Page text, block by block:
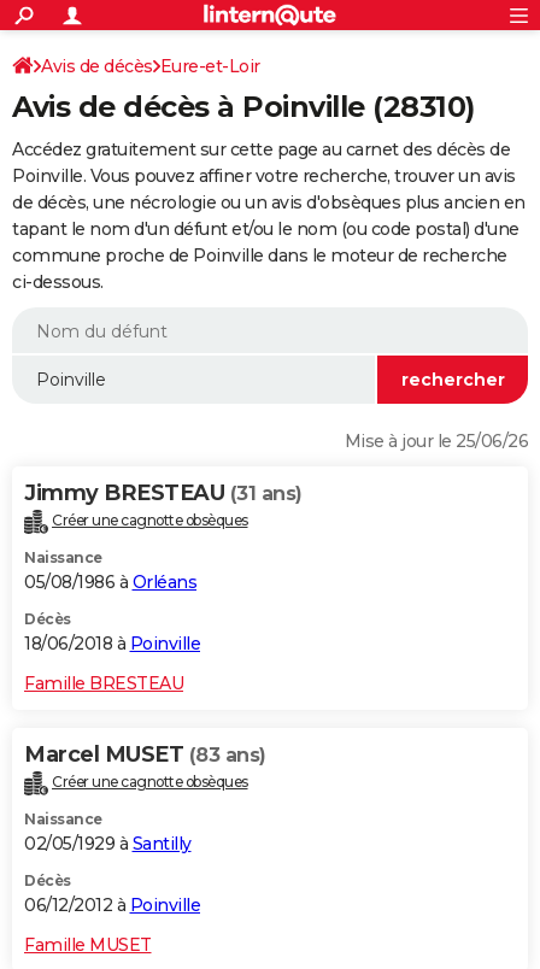
ACTUALITÉS
Politique
Société
Faits Divers
Education
Monde
Villes
+
SPORT
Coupe du monde 2026
Football
Tennis
Cyclisme
Rugby
Forum
Programme TV
TNT
Streaming
Cinéma
Sorties cinéma
Musique
+
FINANCE
Retraite
Epargne
Immobilier
Risques naturels par ville
Assurance
AUTO
Essais
Réserver un essai
Citadines
Berlines
SUV
Forum auto
+HIGH-TECH
BRICOLAGE
WEEK-END
Alimentation
Guide de la santé
Maladies
Médicaments
Sommeil
VOYAGE
Destinations
City break
Voyage nature
Voyage de noces
Forum
Climat
+PHOTO
GUIDES D'ACHAT
Carte de Noël
Carte Bonne année
Carte Saint-Valentin
Carte Pâques
Carte d'anniversaire
DICTIONNAIRE
Dictionnaire
Biographies
Citations
Expressions
Proverbes
PROGRAMME TV
S'inscrire
Se connecter
Lycées
Collèges
Primaires
Universités
Entreprises
Service militaire
Avis de recherche
AVIS DE DÉCÈS
FORUM
S'inscrire
Connexion
Avis de décès Eure-et-Loir
Avis de décès à Poinville (28310)
Accédez gratuitement sur cette page au carnet des décès de
Poinville. Vous pouvez affiner votre recherche, trouver un avis
de décès, une nécrologie ou un avis d'obsèques plus ancien en
tapant le nom d'un défunt et/ou le nom (ou code postal) d'une
commune proche de Poinville dans le moteur de recherche
ci-dessous.
Mise à jour le 25/06/26
Jimmy BRESTEAU (31 ans)
Créer une cagnotte obsèques
Naissance
05/08/1986 à Orléans
Décès
18/06/2018 à Poinville
Famille BRESTEAU
Marcel MUSET (83 ans)
Créer une cagnotte obsèques
Naissance
02/05/1929 à Santilly
Décès
06/12/2012 à Poinville
Famille MUSET